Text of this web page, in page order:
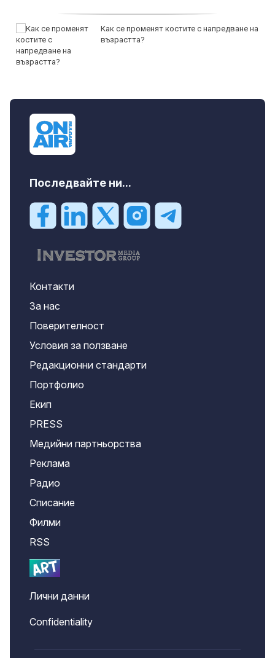
Как се променят костите с напредване на
възрастта?
Последвайте ни...
Контакти
За нас
Поверителност
Условия за ползване
Редакционни стандарти
Портфолио
Екип
PRESS
Медийни партньорства
Реклама
Радио
Списание
Филми
RSS
Лични данни
Confidentiality